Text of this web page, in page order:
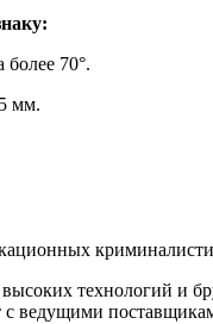
70°.
мм.
технологий и
ведущими